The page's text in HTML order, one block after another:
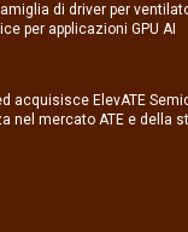
di driver per
per applicazioni GPU AI
acquisisce ElevATE
nel mercato ATE e della